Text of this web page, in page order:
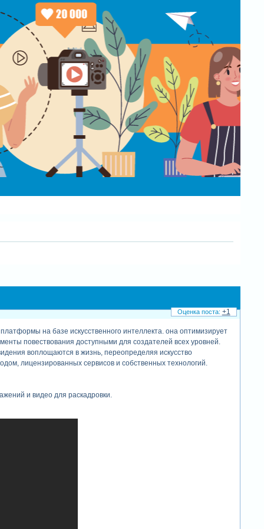
на базе искусственного интеллекта. она оптимизирует
повествования доступными для создателей всех уровней.
воплощаются в жизнь, переопределяя искусство
лицензированных сервисов и собственных технологий.
и видео для раскадровки.
+1